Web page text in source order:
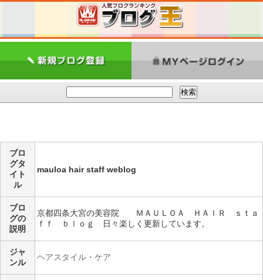
ブロ
グタ
イト
ル
mauloa hair staff weblog
ブロ
グの
説明
京都四条大宮の美容院 ＭＡＵＬＯＡ ＨＡＩＲ ｓｔａ
ｆｆ ｂｌｏｇ 日々楽しく更新しています。
ジャ
ンル
ヘアスタイル・ケア